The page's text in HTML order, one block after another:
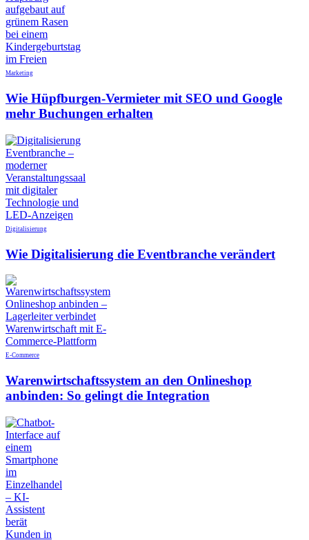
Marketing
Wie Hüpfburgen-Vermieter mit SEO und Google
mehr Buchungen erhalten
Digitalisierung
Wie Digitalisierung die Eventbranche verändert
E-Commerce
Warenwirtschaftssystem an den Onlineshop
anbinden: So gelingt die Integration